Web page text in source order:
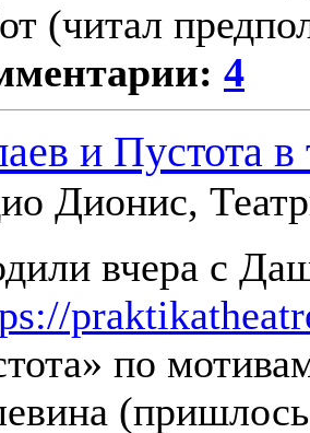
(читал
4
и Пустота
Дионис,
вчера с
по